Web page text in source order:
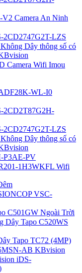
Camera An Ninh
2CD2747G2T-LZS
Dây thông số có
Camera Wifi Imou
WL-I0
2CD2T87G2H-
2CD2747G2T-LZS
Dây thông số có
P3AE-PV
1H3WKFL Wifi
VSC-
C501GW Ngoài Trời
Dây Tapo C520WS
Tapo TC72 (4MP)
AB KBvision
iDS-